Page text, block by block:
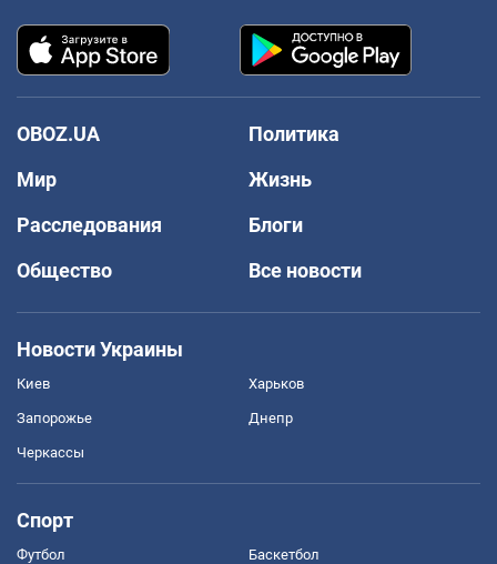
OBOZ.UA
Политика
Мир
Жизнь
Расследования
Блоги
Общество
Все новости
Новости Украины
Киев Харьков
Запорожье Днепр
Черкассы
Спорт
Футбол Баскетбол